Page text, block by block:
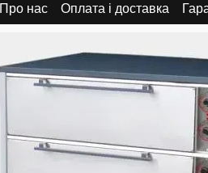
Про нас Оплата і доставка